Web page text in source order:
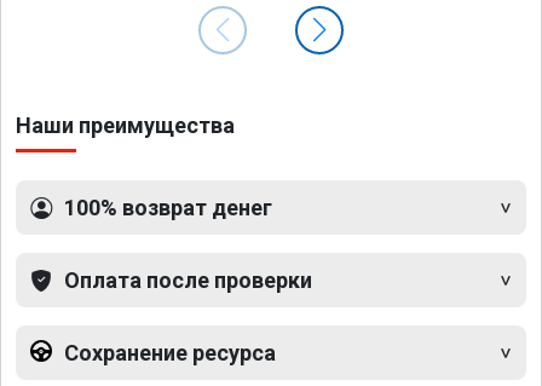
Наши преимущества
100% возврат денег
Оплата после проверки
Сохранение ресурса